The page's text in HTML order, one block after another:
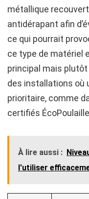
métallique
antidérapant afin
ce qui pourrait
ce type de matériel
principal mais
des installations où
prioritaire, comme
certifiés
À lire aussi :
l'utiliser